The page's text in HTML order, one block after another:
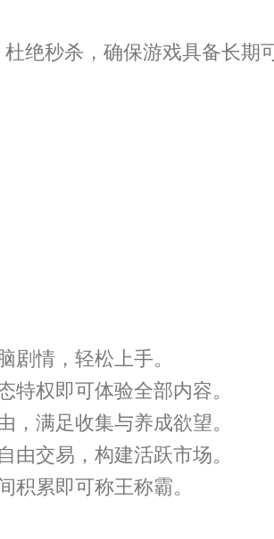
绝秒杀，确保游戏具备长期
剧情，轻松上手。
权即可体验全部内容。
满足收集与养成欲望。
交易，构建活跃市场。
积累即可称王称霸。